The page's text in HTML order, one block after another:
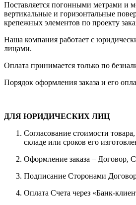
Поставляется погонными метрами и
вертикальные и горизонтальные
крепежных элементов по проекту
Наша компания работает с
лицами.
Оплата принимается только по
Порядок оформления заказа и его
ДЛЯ ЮРИДИЧЕСКИХ ЛИЦ
Согласование стоимости
складе или сроков его
Оформление заказа – Договор,
Подписание Сторонами
Оплата Счета через «Банк-